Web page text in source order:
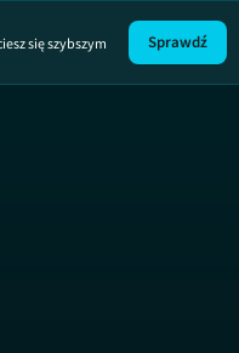
ODCINEK
się szybszym
Sprawdź